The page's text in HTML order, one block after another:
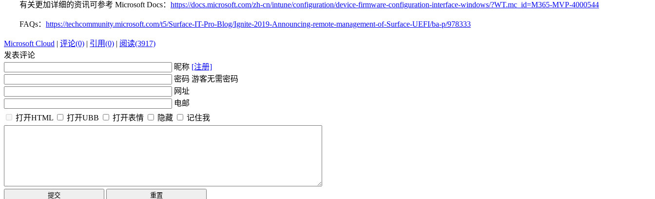
有关更加详细的资讯可参考 Microsoft Docs： https://docs.microsoft.com/zh-cn/intune/configuration/device-firmware-configuration-interface-windows/?WT.mc_id=M365-MVP-4000544
FAQs： https://techcommunity.microsoft.com/t5/Surface-IT-Pro-Blog/Ignite-2019-Announcing-remote-management-of-Surface-UEFI/ba-p/978333
Microsoft Cloud | 评论(0) | 引用(0) | 阅读(3917)
发表评论
昵称 [注册]
密码 游客无需密码
网址
电邮
打开HTML
打开UBB 打开表情 隐藏 记住我